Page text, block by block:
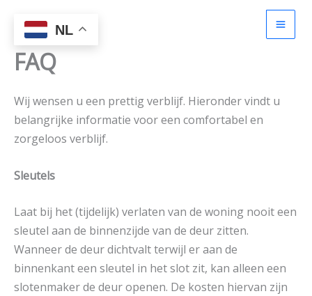
inhoud
FAQ
Wij wensen u een prettig verblijf. Hieronder vindt u
belangrijke informatie voor een comfortabel en
zorgeloos verblijf.
Sleutels
Laat bij het (tijdelijk) verlaten van de woning nooit een
sleutel aan de binnenzijde van de deur zitten.
Wanneer de deur dichtvalt terwijl er aan de
binnenkant een sleutel in het slot zit, kan alleen een
slotenmaker de deur openen. De kosten hiervan zijn
NL